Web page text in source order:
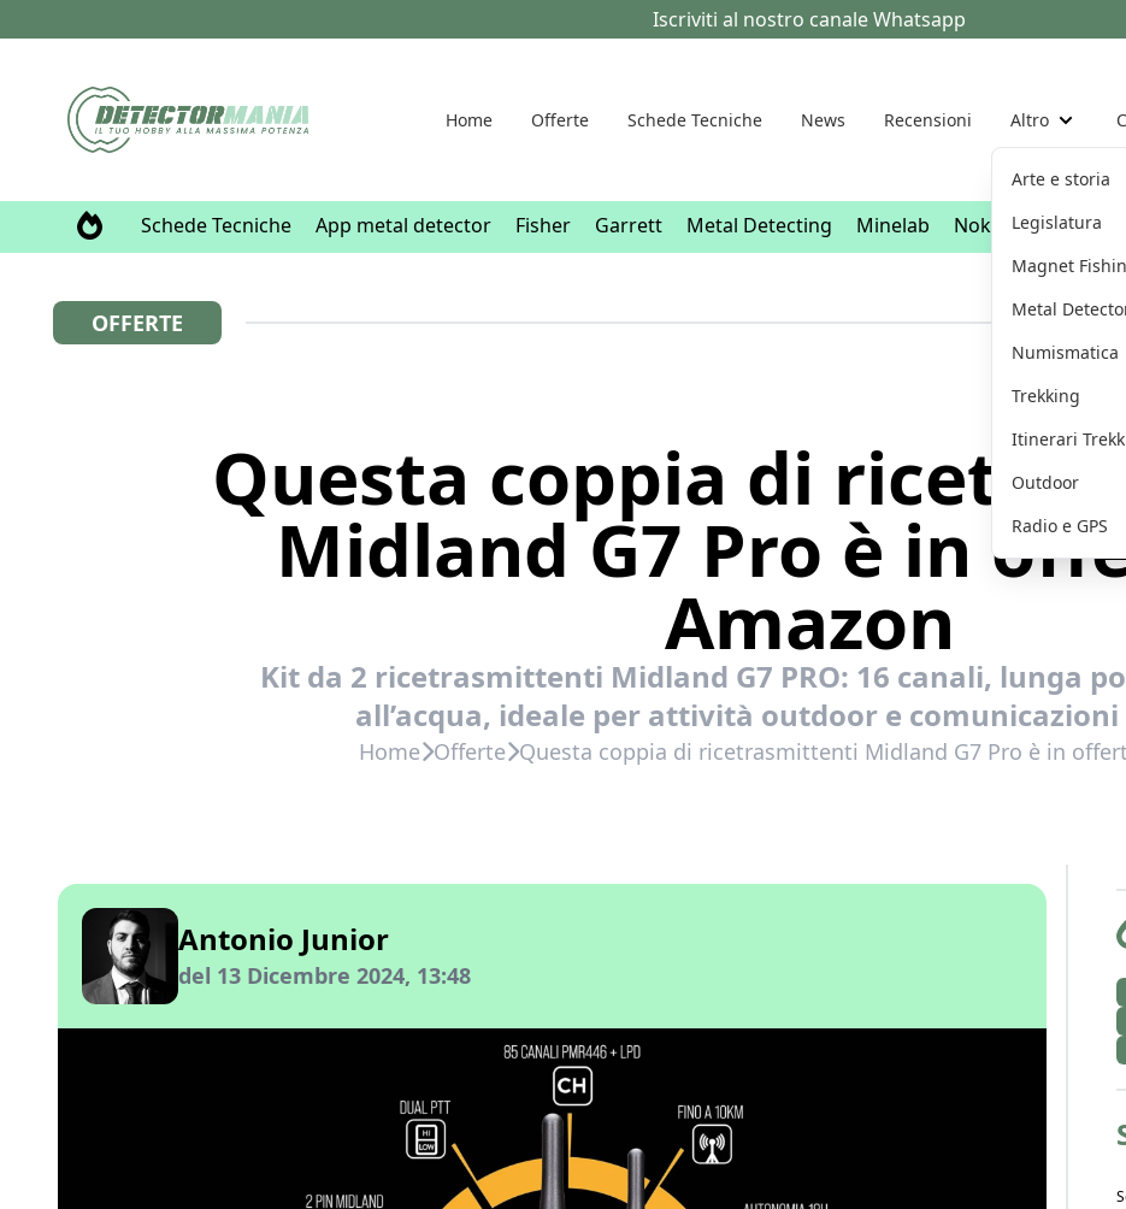
Iscriviti al nostro canale Whatsapp
Home Offerte Schede Tecniche News Recensioni Altro "Altro"
Arte e storia
Legislatura
Magnet
Metal
Numismatica
Trekking
Itinerari
Outdoor
Radio e GPS
Schede Tecniche App metal detector Fisher Garrett Metal Detecting Minelab Nokta XP Deus
OFFERTE
Questa coppia di
Midland G7 Pro è in
Amazon
Kit da 2 ricetrasmittenti Midland G7 PRO: 16 canali, lunga
all’acqua, ideale per attività outdoor e
Home Offerte Questa coppia di ricetrasmittenti Midland G7 Pro è in
Antonio Junior
del 13 Dicembre 2024, 13:48